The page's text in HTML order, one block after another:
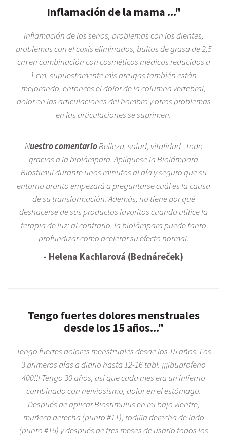
Inflamación de la mama ..."
Inflamación de los senos, problemas con los dientes,
problemas con el coxis eliminados, bultos de grasa de 2,5
cm en combinación con cosméticos médicos reducidos a
1 cm, supuestamente mis arrugas también están
mejorando, entonces el dolor de la columna vertebral,
dolor en las articulaciones del hombro y otros problemas
en las articulaciones se suprimen.
Nuestro comentarioBelleza, salud, vitalidad - todo
gracias a la biolámpara. Aplíquese la Biolámpara
Biostimul durante unos minutos al día y seguro que su
entorno pronto empezará a preguntarse cuál es la causa
de su transformación. Además, no tiene por qué
deshacerse de sus productos favoritos cuando utilice la
terapia de luz; al contrario, la biolámpara puede tanto
profundizar como acelerar su efecto normal.
- Helena Kachlarová (Bednáreček)
Tengo fuertes dolores menstruales
desde los 15 años..."
Tengo fuertes dolores menstruales desde los 15 años. Los
3 primeros días a diario hasta 12-16 tabl. ¡¡¡Ibuprofeno
400!!! Tengo 30 años, así que cada mes era un infierno
combinado con nerviosismo, dolor en el estómago.
Después de aplicar Biostimulus en mi bajo vientre,
muñeca derecha (punto #11), rodilla derecha de lado
(punto #16) y después de tres meses de usarlo todos los